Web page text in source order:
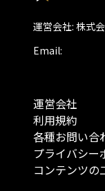
運営会社: 株式
Email:
運営会社
利用規約
各種お問い合
プライバシー
コンテンツの